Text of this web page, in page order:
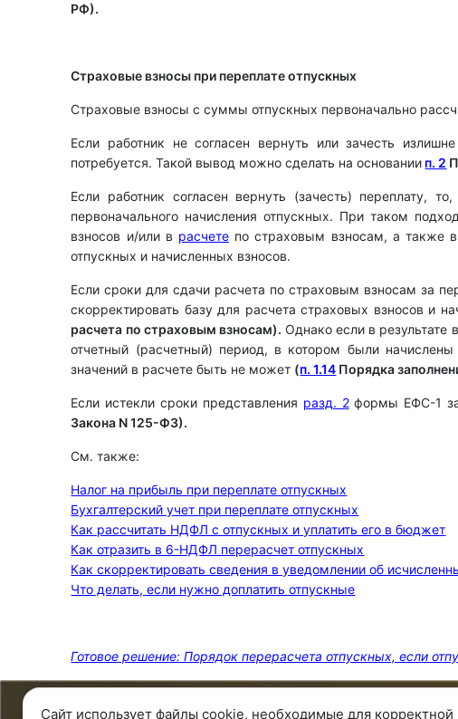
РФ).
Страховые взносы при переплате отпускных
Страховые взносы с суммы отпускных первоначально
Если работник не согласен вернуть или зачесть
потребуется. Такой вывод можно сделать на основании п. 2
Если работник согласен вернуть (зачесть) переплату,
первоначального начисления отпускных. При таком
взносов и/или в расчете по страховым взносам, а также в
отпускных и начисленных взносов.
Если сроки для сдачи расчета по страховым взносам за
скорректировать базу для расчета страховых взносов и
расчета по страховым взносам). Однако если в результате
отчетный (расчетный) период, в котором были
значений в расчете быть не может (п. 1.14 Порядка
Если истекли сроки представления разд. 2формы ЕФС-1 за
Закона N 125-ФЗ).
См. также:
Налог на прибыль при переплате отпускных
Бухгалтерский учет при переплате отпускных
Как рассчитать НДФЛ с отпускных и уплатить его в бюджет
Как отразить в 6-НДФЛ перерасчет отпускных
Как скорректировать сведения в уведомлении об
Что делать, если нужно доплатить отпускные
Готовое решение: Порядок перерасчета отпускных, если
Сайт использует файлы cookie, необходимые для корректной